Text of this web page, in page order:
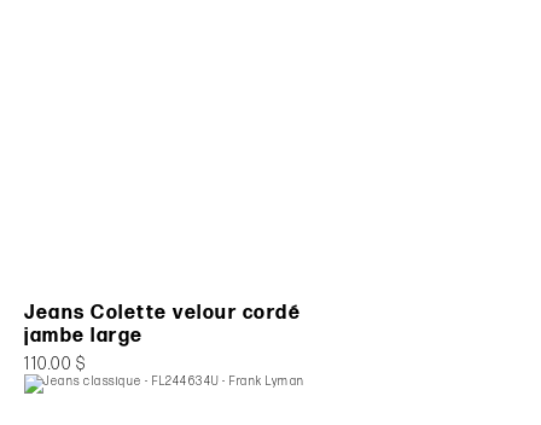
Jeans Colette velour cordé
jambe large
110.00 $